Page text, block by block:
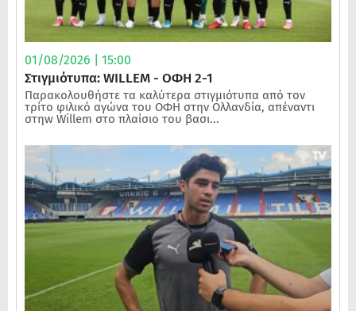
01/08/2026 | 15:00
Στιγμιότυπα: WILLEM - ΟΦΗ 2-1
Παρακολουθήστε τα καλύτερα στιγμιότυπα από τον
τρίτο φιλικό αγώνα του ΟΦΗ στην Ολλανδία, απέναντι
στηw Willem στο πλαίσιο του βασι...